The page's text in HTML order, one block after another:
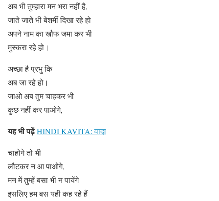
अब भी तुम्हारा मन भरा नहीं है,
जाते जाते भी बेशर्मी दिखा रहे हो
अपने नाम का खौफ जमा कर भी
मुस्करा रहे हो।
अच्छा है प्रभु कि
अब जा रहे हो।
जाओ अब तुम चाहकर भी
कुछ नहीं कर पाओगे,
यह भी पढ़ेंHINDI KAVITA: वादा
चाहोगे तो भी
लौटकर न आ पाओगे,
मन में तुम्हें बसा भी न पायेंगे
इसलिए हम बस यही कह रहे हैं